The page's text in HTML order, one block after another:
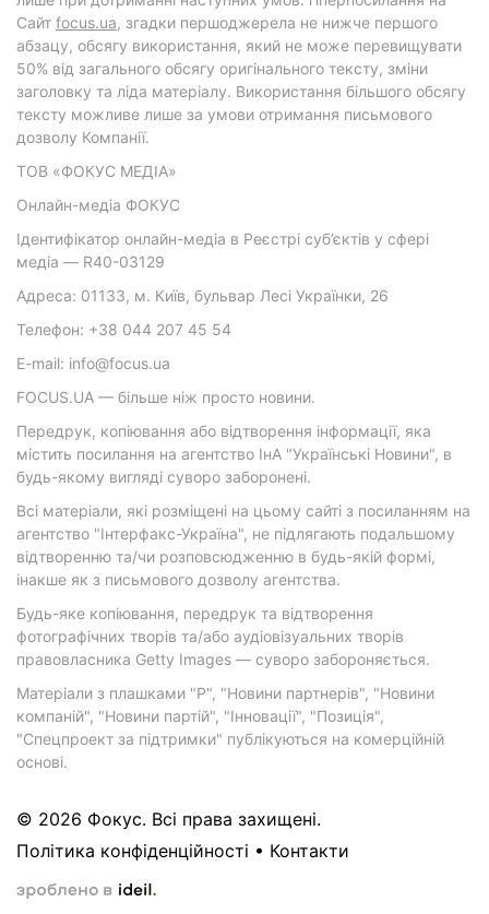
Cайт focus.ua, згадки першоджерела не нижче першого
абзацу, обсягу використання, який не може перевищувати
50% від загального обсягу оригінального тексту, зміни
заголовку та ліда матеріалу. Використання більшого обсягу
тексту можливе лише за умови отримання письмового
дозволу Компанії.
ТОВ «ФОКУС МЕДІА»
Онлайн-медіа ФОКУС
Ідентифікатор онлайн-медіа в Реєстрі суб’єктів у сфері
медіа — R40-03129
Адреса: 01133, м. Київ, бульвар Лесі Українки, 26
Телефон: +38 044 207 45 54
E-mail: info@focus.ua
FOCUS.UA — більше ніж просто новини.
Передрук, копіювання або відтворення інформації, яка
містить посилання на агентство ІнА "Українські Новини", в
будь-якому вигляді суворо заборонені.
Всі матеріали, які розміщені на цьому сайті з посиланням на
агентство "Інтерфакс-Україна", не підлягають подальшому
відтворенню та/чи розповсюдженню в будь-якій формі,
інакше як з письмового дозволу агентства.
Будь-яке копіювання, передрук та відтворення
фотографічних творів та/або аудіовізуальних творів
правовласника Getty Images — суворо забороняється.
Матеріали з плашками "Р", "Новини партнерів", "Новини
компаній", "Новини партій", "Інновації", "Позиція",
"Спецпроект за підтримки" публікуються на комерційній
основі.
© 2026 Фокус. Всі права захищені.
Політика конфіденційності • Контакти